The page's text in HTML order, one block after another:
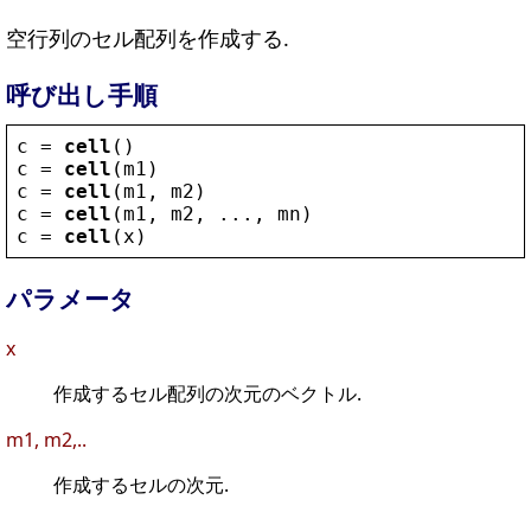
空行列のセル配列を作成する.
呼び出し手順
c = cell ()
c = cell (m1 )
c = cell (m1 , m2 )
c = cell (m1 , m2 , ..., mn )
c = cell ( x )
パラメータ
x
作成するセル配列の次元のベクトル.
m1, m2,..
作成するセルの次元.